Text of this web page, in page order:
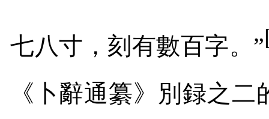
七八寸，刻有數百字。 ”
《卜辭通纂》別録之二